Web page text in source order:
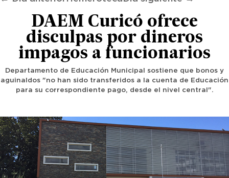
DAEM Curicó ofrece
disculpas por dineros
impagos a funcionarios
Departamento de Educación Municipal sostiene que bonos y
aguinaldos "no han sido transferidos a la cuenta de Educación
para su correspondiente pago, desde el nivel central".